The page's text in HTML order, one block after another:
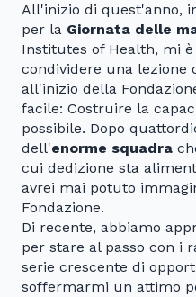
All'inizio di quest'anno,
per la Giornata delle
Institutes of Health, mi
condividere una lezione
all'inizio della
facile: Costruire la
possibile. Dopo
dell'enorme squadra
cui dedizione sta
avrei mai potuto
Fondazione.
Di recente, abbiamo
per stare al passo con i
serie crescente di
soffermarmi un attimo